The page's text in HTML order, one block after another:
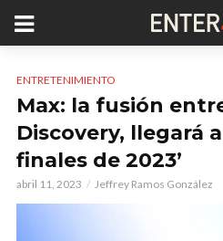
ENTRETENIMIENTO
Max: la fusión
Discovery, llegará
finales de 2023’
abril 11, 2023 Jeffrey Ramos González